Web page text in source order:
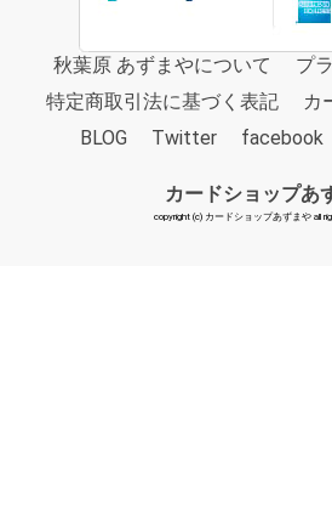
秋葉原 あずまやについて
プ
特定商取引法に基づく表記
カ
BLOG
Twitter facebook
カードショップあ
copyright (c) カードショップあずまや all